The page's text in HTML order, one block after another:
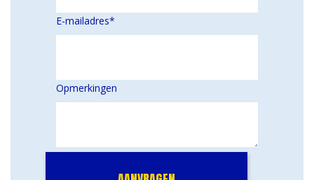
E-mailadres*
Opmerkingen